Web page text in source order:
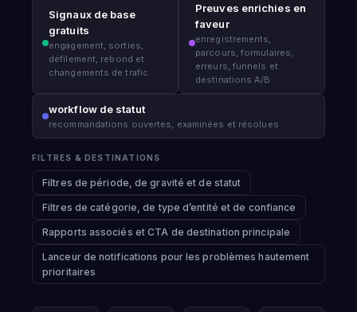
Signaux de base
gratuits
engagement, sorties,
défilement, rebond et
changements de trafic
Preuves enrichies en
faveur
enregistrements,
parcours, formulaires,
erreurs, funnels et
destinations A/B
workflow de statut
recommandations ouvertes, examinées et résolues
FILTRES & DESTINATIONS
Filtres de période, de gravité et de statut
Filtres de catégorie, de type d’entité et de confiance
Rapports associés et CTA de destination principale
Lanceur de notifications pour les problèmes hautement
prioritaires